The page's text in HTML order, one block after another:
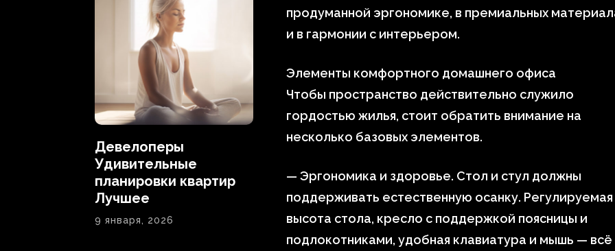
Девелоперы
Удивительные
планировки квартир
Лучшее
9 января, 2026
продуманной эргономике, в премиальных
и в гармонии с интерьером.
Элементы комфортного домашнего офиса
Чтобы пространство действительно служило
гордостью жилья, стоит обратить внимание на
несколько базовых элементов.
— Эргономика и здоровье. Стол и стул должны
поддерживать естественную осанку. Регулируемая
высота стола, кресло с поддержкой поясницы и
подлокотниками, удобная клавиатура и мышь — всё